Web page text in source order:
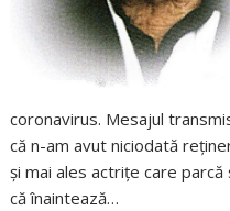
coronavirus. Mesajul
că n-am avut niciodată
şi mai ales actriţe care
că înaintează…